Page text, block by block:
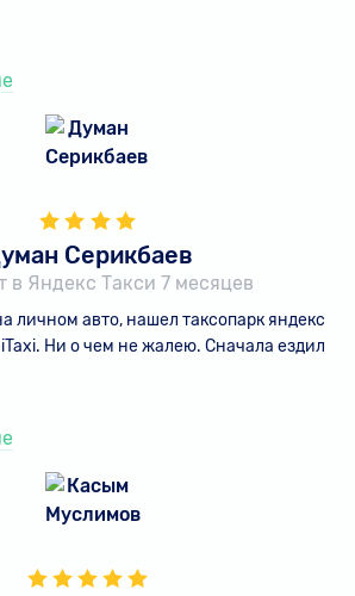
Серикбаев
в Яндекс Такси 7 месяцев
личном авто, нашел таксопарк яндекс
Ни о чем не жалею. Сначала ездил